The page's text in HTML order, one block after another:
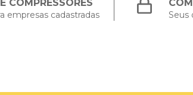
COMPRESSORES
empresas cadastradas Seus